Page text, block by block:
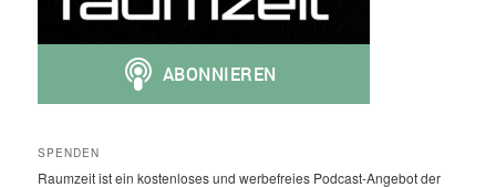
SPENDEN
Raumzeit ist ein kostenloses und werbefreies Podcast-Angebot der